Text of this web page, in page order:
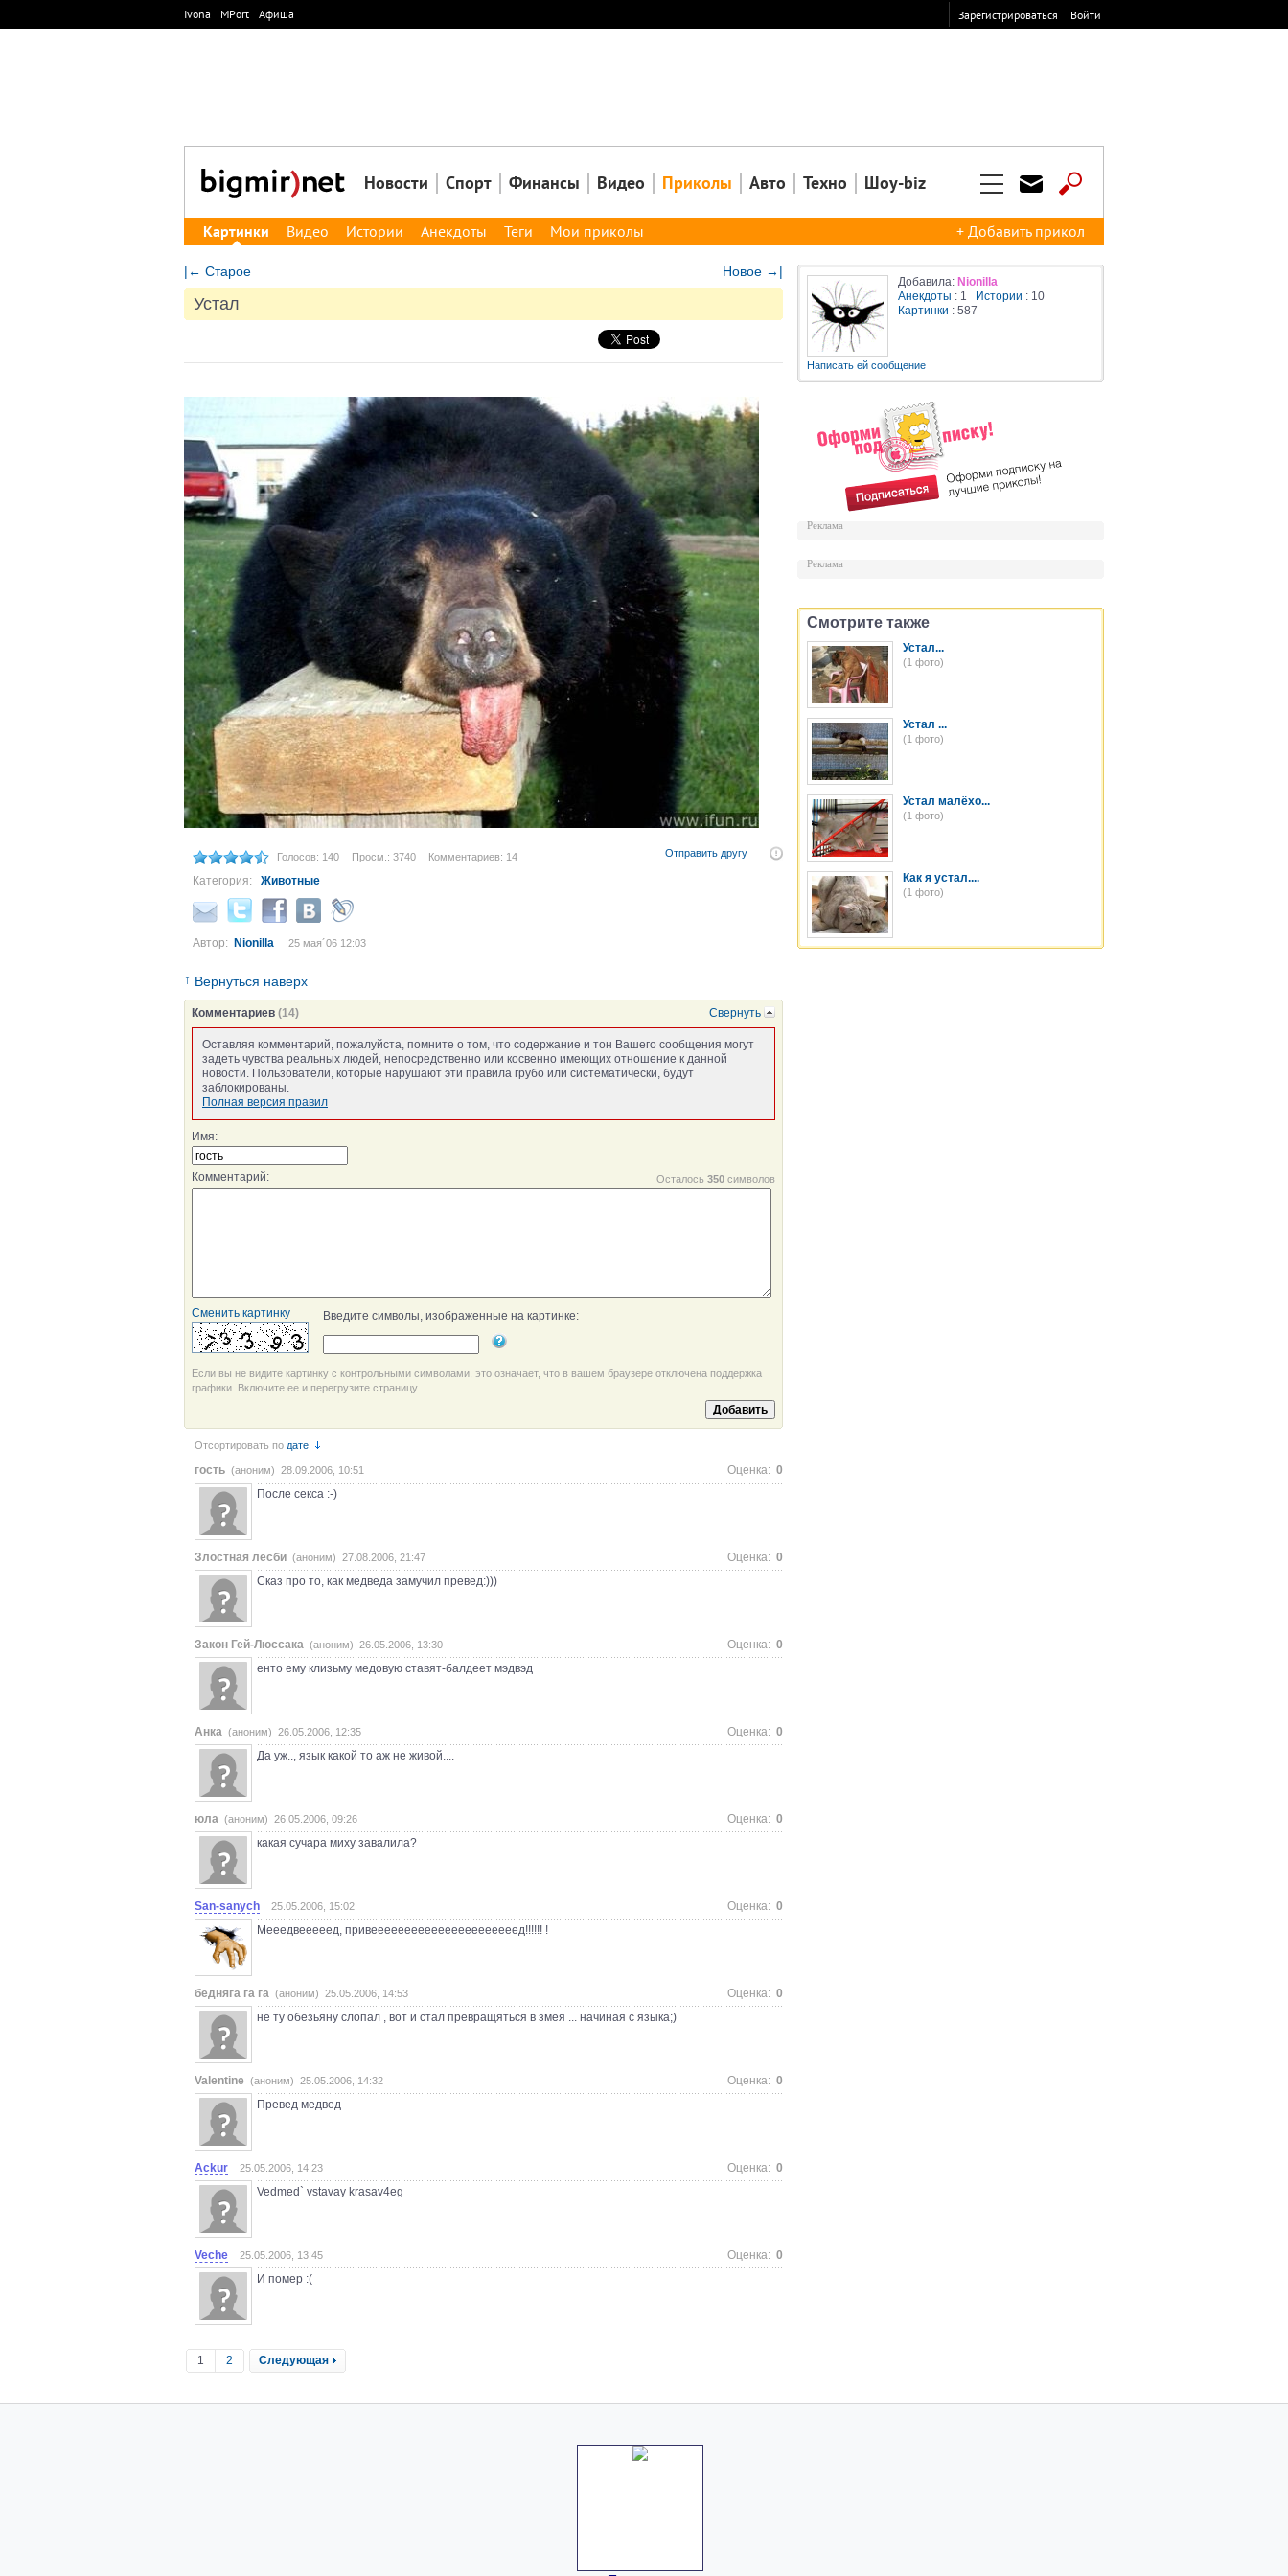
Закрыть
Ivona MPort Афиша Зарегистрироваться Войти
Новости Спорт Финансы Видео Приколы Авто Техно Шоу-biz
Картинки Видео Истории Анекдоты Теги Мои приколы + Добавить прикол
|← Старое Новое →|
Устал
Голосов: 140 Просм.: 3740 Комментариев: 14 Отправить другу
Категория: Животные
Автор: Nionilla 25 мая´06 12:03
↑ Вернуться наверх
Свернуть
Комментариев (14)
Оставляя комментарий, пожалуйста, помните о том, что содержание и тон Вашего сообщения могут
задеть чувства реальных людей, непосредственно или косвенно имеющих отношение к данной
новости. Пользователи, которые нарушают эти правила грубо или систематически, будут
заблокированы.
Полная версия правил
Имя:
Осталось 350 символов
Комментарий:
Сменить картинку Введите символы, изображенные на картинке:
Если вы не видите картинку с контрольными символами, это означает, что в вашем браузере отключена поддержка
графики. Включите ее и перегрузите страницу.
Отсортировать по дате
гость (аноним) 28.09.2006, 10:51 Оценка: 0
После секса :-)
Злостная лесби (аноним) 27.08.2006, 21:47 Оценка: 0
Сказ про то, как медведа замучил превед:)))
Закон Гей-Люссака (аноним) 26.05.2006, 13:30 Оценка: 0
енто ему клизьму медовую ставят-балдеет мэдвэд
Анка (аноним) 26.05.2006, 12:35 Оценка: 0
Да уж.., язык какой то аж не живой....
юла (аноним) 26.05.2006, 09:26 Оценка: 0
какая сучара миху завалила?
San-sanych 25.05.2006, 15:02 Оценка: 0
Мееедвееееед, привеееееееееееееееееееееед!!!!!! !
бедняга га га (аноним) 25.05.2006, 14:53 Оценка: 0
не ту обезьяну слопал , вот и стал превращяться в змея ... начиная с языка;)
Valentine (аноним) 25.05.2006, 14:32 Оценка: 0
Превед медвед
Ackur 25.05.2006, 14:23 Оценка: 0
Vedmed` vstavay krasav4eg
Veche 25.05.2006, 13:45 Оценка: 0
И помер :(
1 2 Следующая
Добавила: Nionilla
Анекдоты : 1 Истории : 10
Картинки : 587
Написать ей сообщение
Реклама
Реклама
Смотрите также
Устал...
(1 фото)
Устал ...
(1 фото)
Устал малёхо...
(1 фото)
Как я устал....
(1 фото)